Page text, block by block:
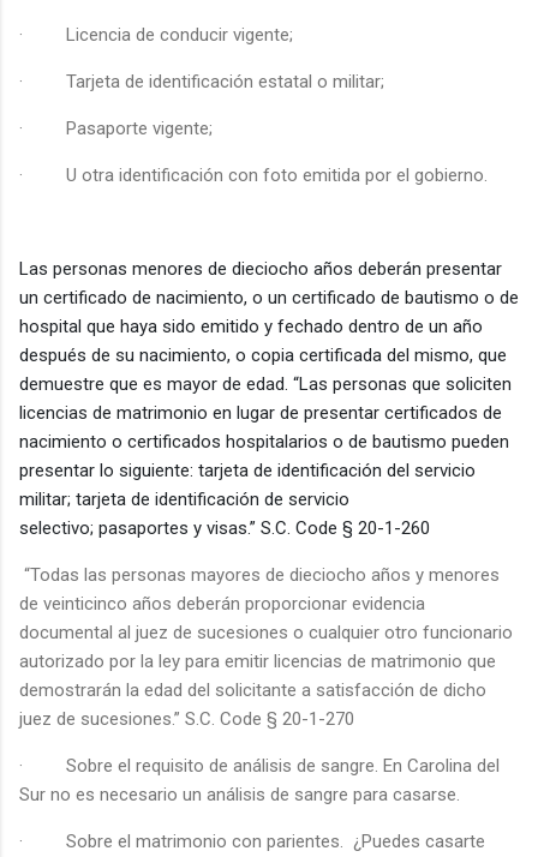
· Licencia de conducir vigente;
· Tarjeta de identificación estatal o militar;
· Pasaporte vigente;
· U otra identificación con foto emitida por el gobierno.
Las personas menores de dieciocho años deberán presentar
un certificado de nacimiento, o un certificado de bautismo o de
hospital que haya sido emitido y fechado dentro de un año
después de su nacimiento, o copia certificada del mismo, que
demuestre que es mayor de edad. “Las personas que soliciten
licencias de matrimonio en lugar de presentar certificados de
nacimiento o certificados hospitalarios o de bautismo pueden
presentar lo siguiente: tarjeta de identificación del servicio
militar; tarjeta de identificación de servicio
selectivo; pasaportes y visas.” S.C. Code § 20-1-260
“Todas las personas mayores de dieciocho años y menores
de veinticinco años deberán proporcionar evidencia
documental al juez de sucesiones o cualquier otro funcionario
autorizado por la ley para emitir licencias de matrimonio que
demostrarán la edad del solicitante a satisfacción de dicho
juez de sucesiones.” S.C. Code § 20-1-270
·
Sobre el requisito de análisis de sangre. En Carolina del
Sur no es necesario un análisis de sangre para casarse.
· Sobre el matrimonio con parientes.
¿Puedes casarte